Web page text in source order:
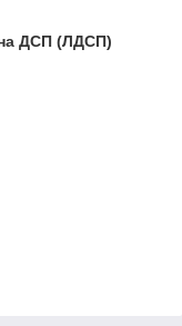
ДСП (ЛДСП)